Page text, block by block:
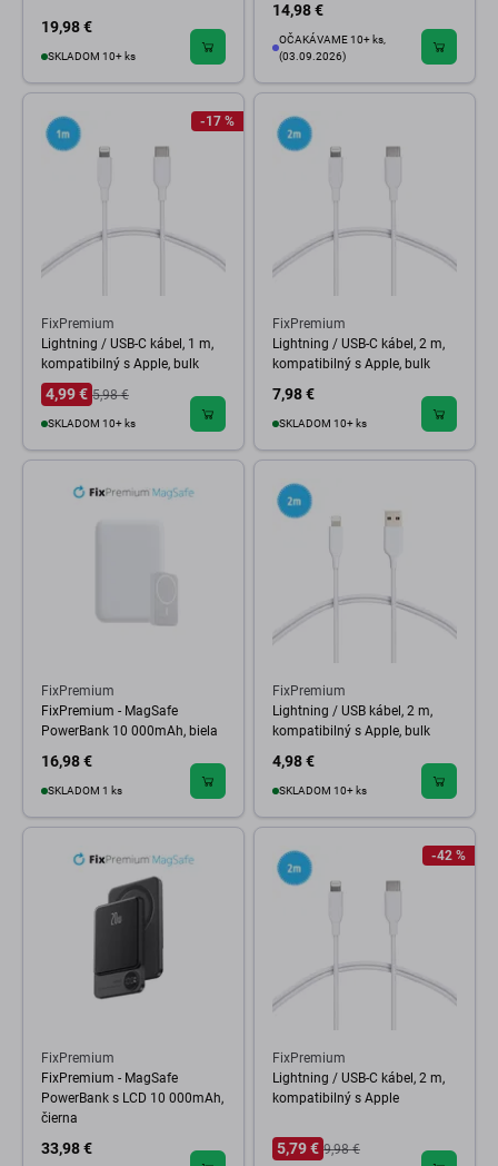
19,98 €
SKLADOM 10+ ks
14,98 €
OČAKÁVAME 10+ ks,
(03.09.2026)
-17 %
FixPremium
Lightning / USB-C kábel, 1 m,
kompatibilný s Apple, bulk
4,99 € 5,98 €
SKLADOM 10+ ks
FixPremium
Lightning / USB-C kábel, 2 m,
kompatibilný s Apple, bulk
7,98 €
SKLADOM 10+ ks
FixPremium
FixPremium - MagSafe
PowerBank 10 000mAh, biela
16,98 €
SKLADOM 1 ks
FixPremium
Lightning / USB kábel, 2 m,
kompatibilný s Apple, bulk
4,98 €
SKLADOM 10+ ks
FixPremium
FixPremium - MagSafe
PowerBank s LCD 10 000mAh,
čierna
33,98 €
-42 %
FixPremium
Lightning / USB-C kábel, 2 m,
kompatibilný s Apple
5,79 € 9,98 €